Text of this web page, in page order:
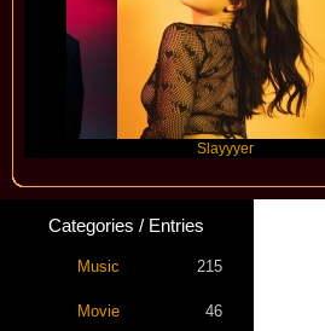
Categories / Entries
Music 215
Movie 46